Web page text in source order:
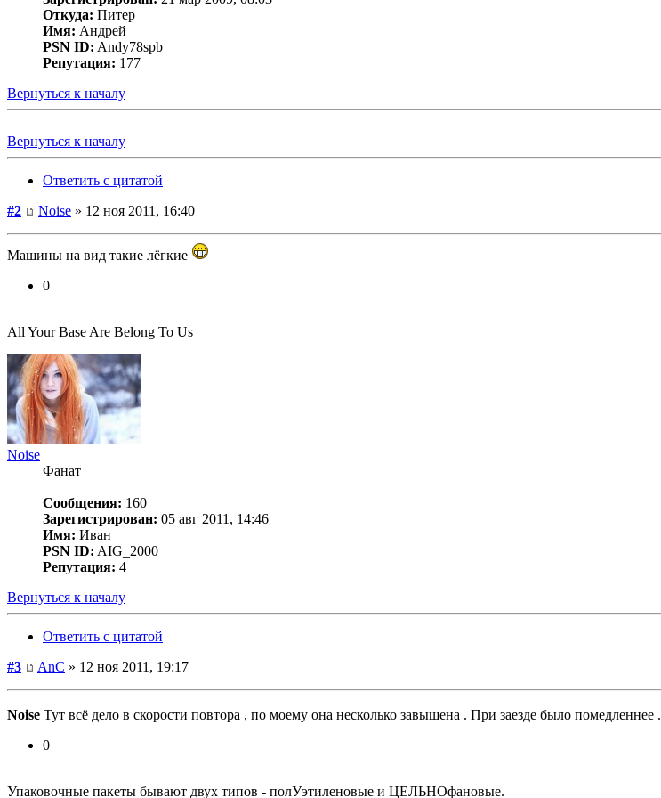
Откуда: Питер
Имя: Андрей
PSN ID: Andy78spb
Репутация: 177
Вернуться к началу
Вернуться к началу
Ответить с цитатой
#2
Noise » 12 ноя 2011, 16:40
Машины на вид такие лёгкие
0
All Your Base Are Belong To Us
Noise
Фанат
Сообщения: 160
Зарегистрирован: 05 авг 2011, 14:46
Имя: Иван
PSN ID: AIG_2000
Репутация: 4
Вернуться к началу
Ответить с цитатой
#3
AnC » 12 ноя 2011, 19:17
Noise Тут всё дело в скорости повтора , по моему она несколько завышена . При заезде было помедленнее .
0
Упаковочные пакеты бывают двух типов - полУэтиленовые и ЦЕЛЬНОфановые.